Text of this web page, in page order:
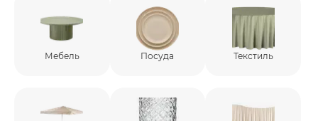
Мебель Посуда Текстиль